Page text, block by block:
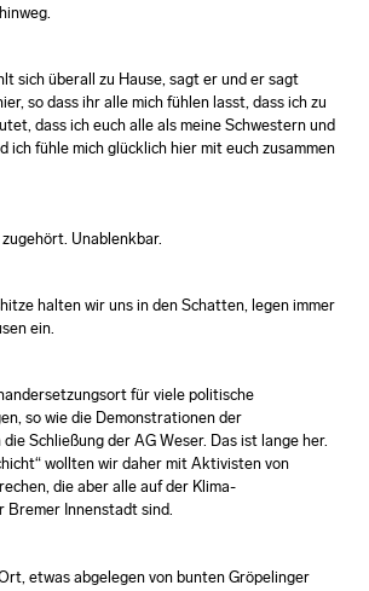
sich überall zu Hause, sagt er und er sagt
so dass ihr alle mich fühlen lasst, dass ich zu
dass ich euch alle als meine Schwestern und
ich fühle mich glücklich hier mit euch zusammen
Unablenkbar.
halten wir uns in den Schatten, legen immer
ein.
für viele politische
so wie die Demonstrationen der
Schließung der AG Weser. Das ist lange her.
wollten wir daher mit Aktivisten von
die aber alle auf der Klima-
Bremer Innenstadt sind.
etwas abgelegen von bunten Gröpelinger